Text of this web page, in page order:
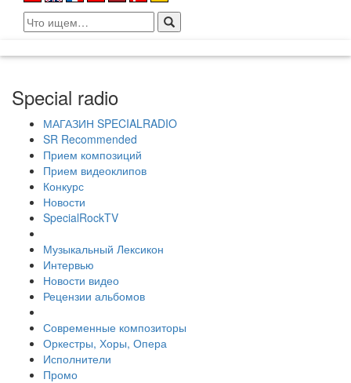
Search
for:
Special radio
МАГАЗИН SPECIALRADIO
SR Recommended
Прием композиций
Прием видеоклипов
Конкурс
Новости
SpecialRockTV
Музыкальный Лексикон
Интервью
Новости видео
Рецензии альбомов
Современные композиторы
Оркестры, Хоры, Опера
Исполнители
Промо